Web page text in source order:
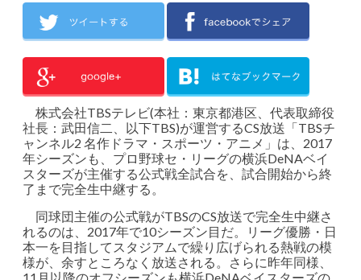
株式会社TBSテレビ(本社：東京都港区、代表取締役
社長：武田信二、以下TBS)が運営するCS放送「TBSチ
ャンネル2 名作ドラマ・スポーツ・アニメ」は、2017
年シーズンも、プロ野球セ・リーグの横浜DeNAベイ
スターズが主催する公式戦全試合を、試合開始から終
了まで完全生中継する。
同球団主催の公式戦がTBSのCS放送で完全生中継さ
れるのは、2017年で10シーズン目だ。リーグ優勝・日
本一を目指してスタジアムで繰り広げられる熱戦の模
様が、余すところなく放送される。さらに昨年同様、